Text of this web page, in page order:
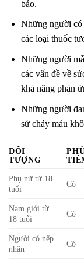
bảo.
Những người có
các loại thuốc
Những người
các vấn đề về
khả năng phản
Những người
sử chảy máu
ĐỐI
TƯỢNG
Phụ nữ từ 18
tuổi
Có
Nam giới từ
18 tuổi
Có
Người có nếp
nhăn
Có